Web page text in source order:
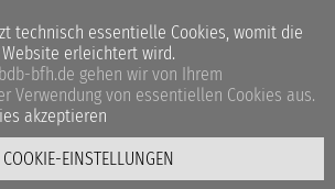
technisch essentielle Cookies, womit die
erleichtert wird.
bfh.de gehen wir von Ihrem
Verwendung von essentiellen Cookies aus.
akzeptieren
COOKIE-EINSTELLUNGEN